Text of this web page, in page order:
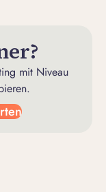
mit Niveau